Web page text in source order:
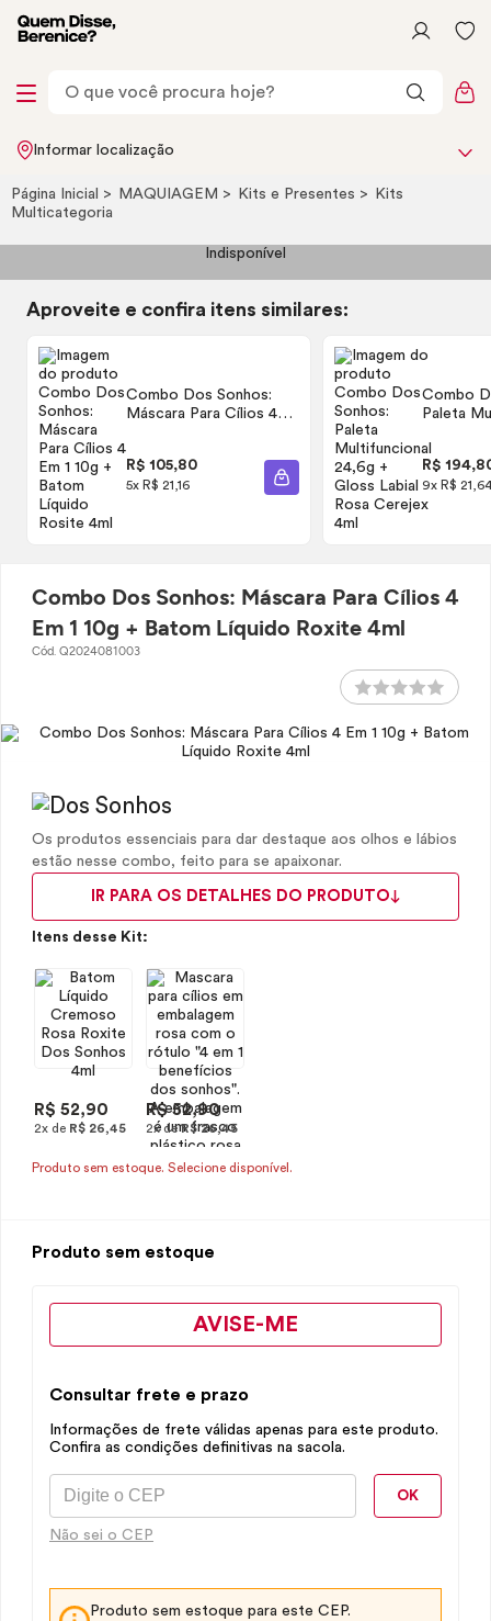
Informar localização
Página Inicial MAQUIAGEM Kits e Presentes
Kits
Multicategoria
Indisponível
Aproveite e confira itens similares:
Combo Dos Sonhos:
Máscara Para Cílios 4
R$ 105,80
5x R$ 21,16 ADICIONAR À SACOLA
Combo
Paleta
Rosa
R$
9x R$
Combo Dos Sonhos: Máscara Para Cílios 4
Em 1 10g + Batom Líquido Roxite 4ml
Cód. Q2024081003
Os produtos essenciais para dar destaque aos olhos e lábios
estão nesse combo, feito para se apaixonar.
IR PARA OS DETALHES DO PRODUTO
Itens desse Kit:
R$ 52,90
2x de R$ 26,45
R$ 52,90
2x deR$ 26,45
Produto sem estoque. Selecione disponível.
Produto sem estoque
AVISE-ME
Consultar frete e prazo
Informações de frete válidas apenas para este produto.
Confira as condições definitivas na sacola.
OK
Não sei o CEP
Produto sem estoque para este CEP.